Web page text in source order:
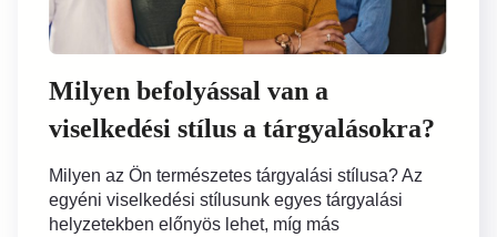
Milyen befolyással van a
viselkedési stílus a tárgyalásokra?
Milyen az Ön természetes tárgyalási stílusa? Az
egyéni viselkedési stílusunk egyes tárgyalási
helyzetekben előnyös lehet, míg más